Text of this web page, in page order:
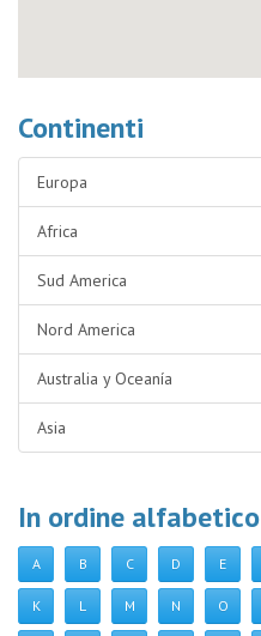
Continenti
Europa
Africa
Sud America
Nord America
Australia y Oceanía
Asia
In ordine alfabetico
A B C D E
K L M N O